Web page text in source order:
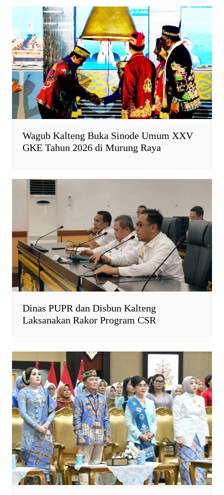
p
k
i
e
n
d
l
y
k
Wagub Kalteng Buka Sinode Umum XXV
GKE Tahun 2026 di Murung Raya
Dinas PUPR dan Disbun Kalteng
Laksanakan Rakor Program CSR